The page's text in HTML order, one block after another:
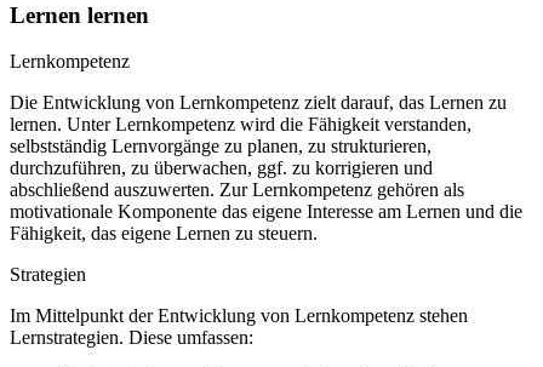
Lernen lernen
Lernkompetenz
Die Entwicklung von Lernkompetenz zielt darauf, das Lernen zu
lernen. Unter Lernkompetenz wird die Fähigkeit verstanden,
selbstständig Lernvorgänge zu planen, zu strukturieren,
durchzuführen, zu überwachen, ggf. zu korrigieren und
abschließend auszuwerten. Zur Lernkompetenz gehören als
motivationale Komponente das eigene Interesse am Lernen und die
Fähigkeit, das eigene Lernen zu steuern.
Strategien
Im Mittelpunkt der Entwicklung von Lernkompetenz stehen
Lernstrategien. Diese umfassen: